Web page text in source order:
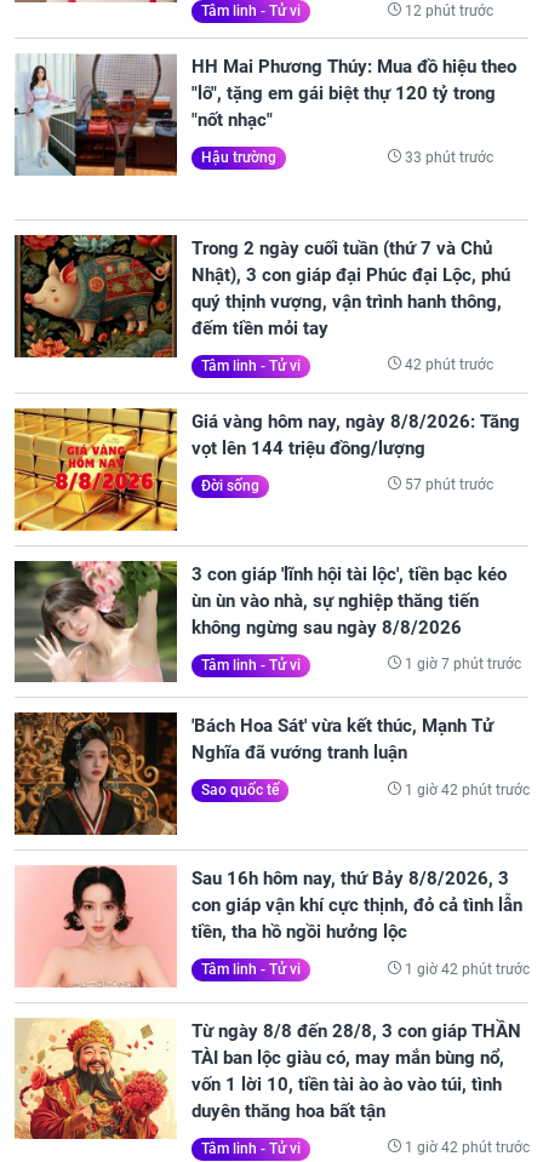
Tâm linh - Tử vi 12 phút trước
HH Mai Phương Thúy: Mua đồ hiệu theo
"lô", tặng em gái biệt thự 120 tỷ trong
"nốt nhạc"
Hậu trường 33 phút trước
Trong 2 ngày cuối tuần (thứ 7 và Chủ
Nhật), 3 con giáp đại Phúc đại Lộc, phú
quý thịnh vượng, vận trình hanh thông,
đếm tiền mỏi tay
Tâm linh - Tử vi 42 phút trước
Giá vàng hôm nay, ngày 8/8/2026: Tăng
vọt lên 144 triệu đồng/lượng
Đời sống 57 phút trước
3 con giáp 'lĩnh hội tài lộc', tiền bạc kéo
ùn ùn vào nhà, sự nghiệp thăng tiến
không ngừng sau ngày 8/8/2026
Tâm linh - Tử vi 1 giờ 7 phút trước
'Bách Hoa Sát' vừa kết thúc, Mạnh Tử
Nghĩa đã vướng tranh luận
Sao quốc tế 1 giờ 42 phút trước
Sau 16h hôm nay, thứ Bảy 8/8/2026, 3
con giáp vận khí cực thịnh, đỏ cả tình lẫn
tiền, tha hồ ngồi hưởng lộc
Tâm linh - Tử vi 1 giờ 42 phút trước
Từ ngày 8/8 đến 28/8, 3 con giáp THẦN
TÀI ban lộc giàu có, may mắn bùng nổ,
vốn 1 lời 10, tiền tài ào ào vào túi, tình
duyên thăng hoa bất tận
Tâm linh - Tử vi 1 giờ 42 phút trước